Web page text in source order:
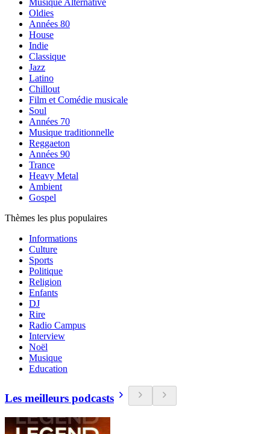
Musique Alternative
Oldies
Années 80
House
Indie
Classique
Jazz
Latino
Chillout
Film et Comédie musicale
Soul
Années 70
Musique traditionnelle
Reggaeton
Années 90
Trance
Heavy Metal
Ambient
Gospel
Thèmes les plus populaires
Informations
Culture
Sports
Politique
Religion
Enfants
DJ
Rire
Radio Campus
Interview
Noël
Musique
Education
Les meilleurs podcasts